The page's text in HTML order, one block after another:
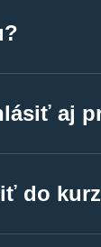
aj
máme
do